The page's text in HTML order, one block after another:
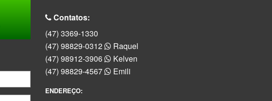
Contatos:
(47) 3369-1330
(47) 98829-0312
Raquel
(47) 98912-3906
Kelven
(47) 98829-4567
Emili
ENDEREÇO: